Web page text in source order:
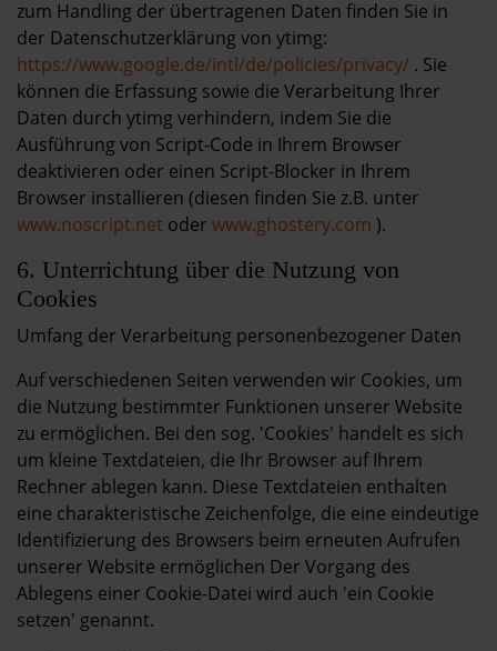
zum Handling der übertragenen Daten finden Sie in
der Datenschutzerklärung von ytimg:
https://www.google.de/intl/de/policies/privacy/ . Sie
können die Erfassung sowie die Verarbeitung Ihrer
Daten durch ytimg verhindern, indem Sie die
Ausführung von Script-Code in Ihrem Browser
deaktivieren oder einen Script-Blocker in Ihrem
Browser installieren (diesen finden Sie z.B. unter
www.noscript.net oder www.ghostery.com ).
6. Unterrichtung über die Nutzung von
Cookies
Umfang der Verarbeitung personenbezogener Daten
Auf verschiedenen Seiten verwenden wir Cookies, um
die Nutzung bestimmter Funktionen unserer Website
zu ermöglichen. Bei den sog. 'Cookies' handelt es sich
um kleine Textdateien, die Ihr Browser auf Ihrem
Rechner ablegen kann. Diese Textdateien enthalten
eine charakteristische Zeichenfolge, die eine eindeutige
Identifizierung des Browsers beim erneuten Aufrufen
unserer Website ermöglichen Der Vorgang des
Ablegens einer Cookie-Datei wird auch 'ein Cookie
setzen' genannt.